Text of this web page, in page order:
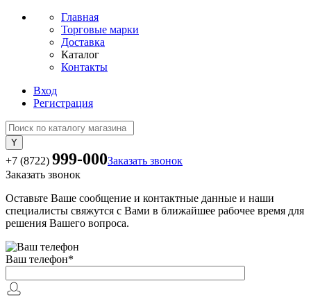
Главная
Торговые марки
Доставка
Каталог
Контакты
Вход
Регистрация
+7 (8722) 999-000Заказать звонок
Заказать звонок
Оставьте Ваше сообщение и контактные данные и наши
специалисты свяжутся с Вами в ближайшее рабочее время для
решения Вашего вопроса.
Ваш телефон*